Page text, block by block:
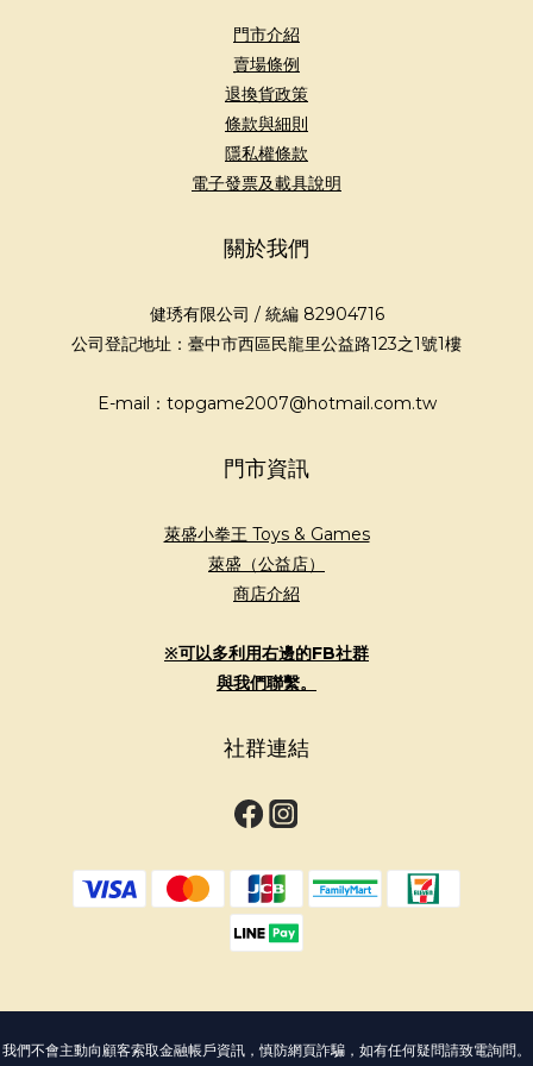
門市介紹
賣場條例
退換貨政策
條款與細則
隱私權條款
電子發票及載具說明
關於我們
健琇有限公司 / 統編 82904716
公司登記地址：臺中市西區民龍里公益路123之1號1樓
E-mail：topgame2007@hotmail.com.tw
門市資訊
萊盛小拳王 Toys & Games
萊盛（公益店）
商店介紹
※可以多利用右邊的FB社群
與我們聯繫。
社群連結
我們不會主動向顧客索取金融帳戶資訊，慎防網頁詐騙，如有任何疑問請致電詢問。